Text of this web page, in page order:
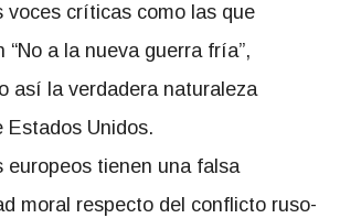
voces críticas como las que
“No a la nueva guerra fría”,
así la verdadera naturaleza
Estados Unidos.
europeos tienen una falsa
moral respecto del conflicto ruso-